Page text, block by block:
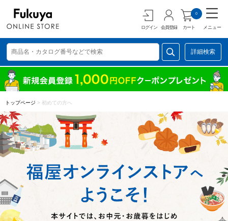
ログイン 会員登録 カート
0
メニュー
詳細検索
トップページ > 初めての方へ